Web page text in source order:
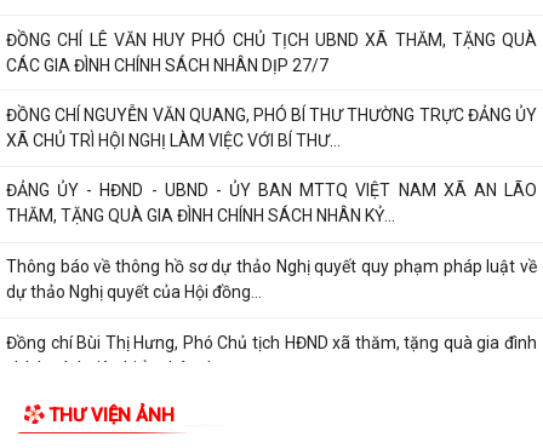
Đảng ủy - HĐND - UBND - Ủy ban MTTQ Việt Nam xã An Lão dâng
hương tri ân các anh hùng liệt sĩ
ĐỒNG CHÍ LÊ VĂN HUY PHÓ CHỦ TỊCH UBND XÃ THĂM, TẶNG QUÀ
CÁC GIA ĐÌNH CHÍNH SÁCH NHÂN DỊP 27/7
ĐỒNG CHÍ NGUYỄN VĂN QUANG, PHÓ BÍ THƯ THƯỜNG TRỰC ĐẢNG ỦY
XÃ CHỦ TRÌ HỘI NGHỊ LÀM VIỆC VỚI BÍ THƯ...
ĐẢNG ỦY - HĐND - UBND - ỦY BAN MTTQ VIỆT NAM XÃ AN LÃO
THĂM, TẶNG QUÀ GIA ĐÌNH CHÍNH SÁCH NHÂN KỶ...
Thông báo về thông hồ sơ dự thảo Nghị quyết quy phạm pháp luật về
dự thảo Nghị quyết của Hội đồng...
Đồng chí Bùi Thị Hưng, Phó Chủ tịch HĐND xã thăm, tặng quà gia đình